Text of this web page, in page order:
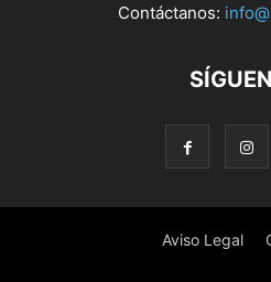
Contáctanos:
Aviso Legal